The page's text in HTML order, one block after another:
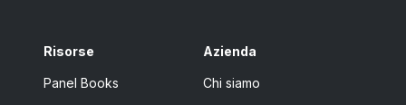
Risorse
Panel Books
Azienda
Chi siamo